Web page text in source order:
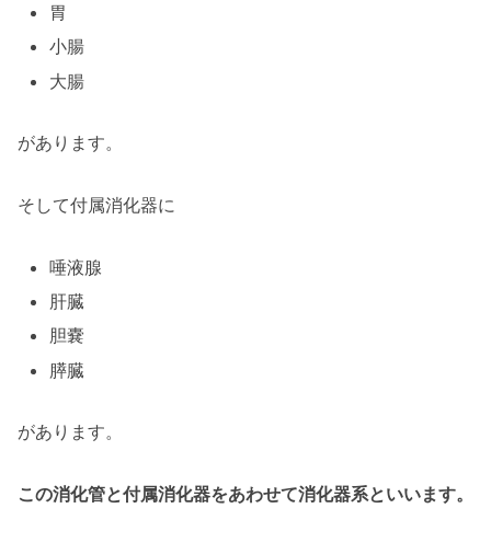
胃
小腸
大腸
があります。
そして付属消化器に
唾液腺
肝臓
胆嚢
膵臓
があります。
この消化管と付属消化器をあわせて消化器系といいます。